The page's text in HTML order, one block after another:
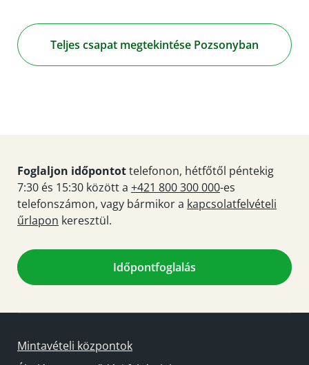
Teljes csapat megtekintése Pozsonyban
Foglaljon időpontottelefonon, hétfőtől péntekig
7:30 és 15:30 között a +421 800 300 000-es
telefonszámon, vagy bármikor a kapcsolatfelvételi
űrlapon keresztül.
Időpontfoglalás
Mintavételi központok